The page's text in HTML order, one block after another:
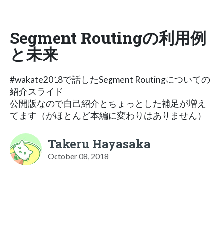
Segment Routingの利用例
と未来
#wakate2018で話したSegment Routingについての
紹介スライド
公開版なので自己紹介とちょっとした補足が増え
てます（がほとんど本編に変わりはありません）
Takeru Hayasaka
October 08, 2018